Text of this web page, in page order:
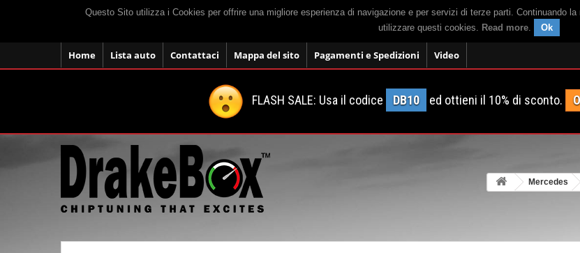
Questo Sito utilizza i Cookies per offrire una migliore esperienza di navigazione e per servizi di terze parti. Continuando
utilizzare questi cookies. Read more. Ok
Home Lista auto Contattaci Mappa del sito Pagamenti e Spedizioni Video
FLASH SALE: Usa il codice DB10 ed ottieni il 10% di sconto.
Mercedes